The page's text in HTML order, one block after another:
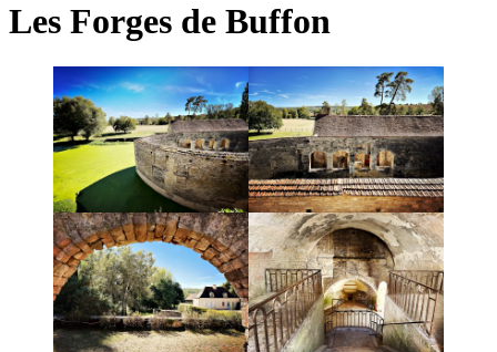
Les Forges de Buffon